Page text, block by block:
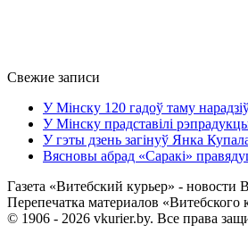
Свежие записи
У Мінску 120 гадоў таму
У Мінску прадставілі
У гэты дзень загінуў Янка
Вясновы абрад «Саракі»
Газета «Витебский курьер» - новости
Перепечатка материалов
© 1906 - 2026 vkurier.by. Все права